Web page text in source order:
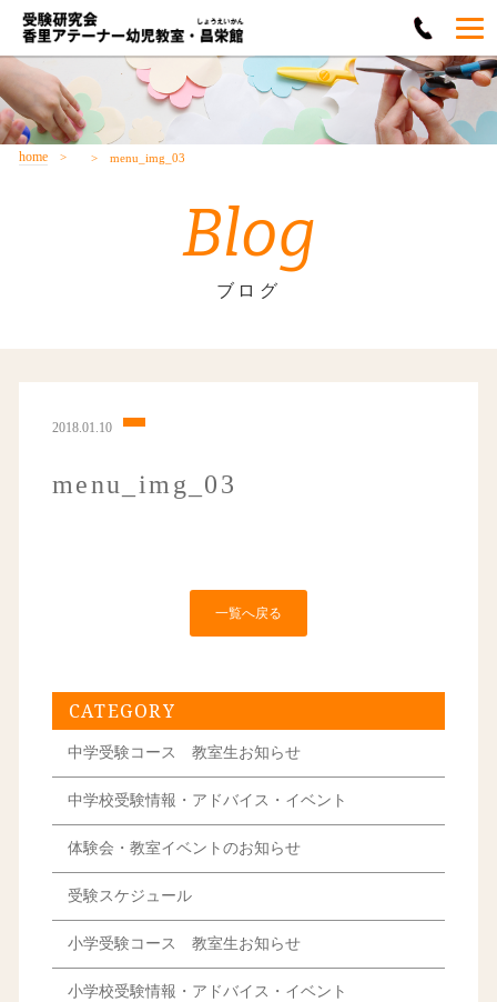
home menu_img_03
Blog
ブログ
2018.01.10
menu_img_03
一覧へ戻る
CATEGORY
中学受験コース 教室生お知らせ
中学校受験情報・アドバイス・イベント
体験会・教室イベントのお知らせ
受験スケジュール
小学受験コース 教室生お知らせ
小学校受験情報・アドバイス・イベント